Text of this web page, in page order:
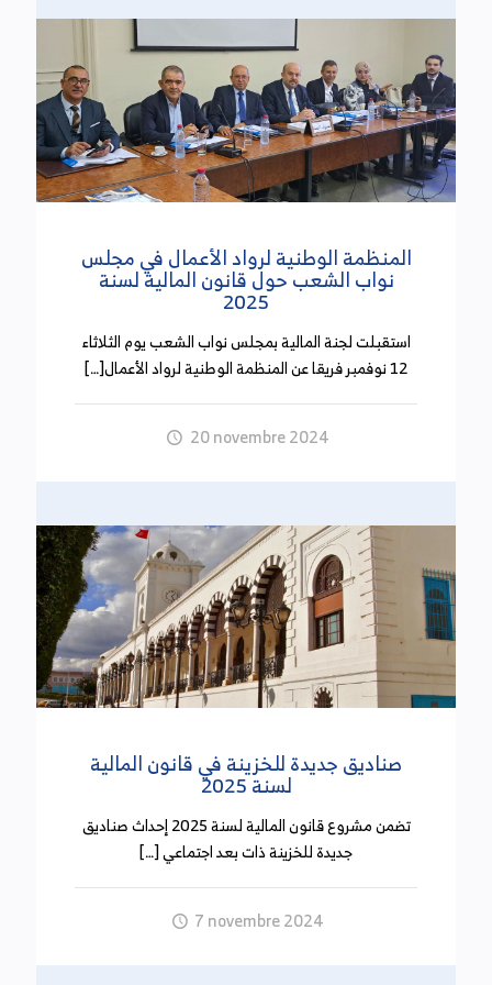
ندوة حول توزيع العبء الجبائي في قانون المالية لسنة
2025
(26 نوفمبر 2024)
نظم المرصد التونسي للاقتصاد اليوم بأحد النزل
بالعاصمة ندوة تحت عنوان "مشروع قانون المالية لسنة
مشروع سلم الضريبة على دخل الأشخاص الطبيعيين
الذي تضمنه مشروع قانون المالية لسنة 2025 وتوزيع
الموارد الضريبية في تونس.
حساب تمويل الإجراءات الاستثنائية للإحالة على التقاعد:
ما قدره 1,568مليون دينار دون تسجيل أية
دفوعات. وكانت الموارد المحققة لهذا الحساب قد
بلغت في نهاية سنة 2022 ما قدره 2,626مليون دينار
دون تسجيل أية دفوعات.
التخلي رسميا عن تجريم تداول المبالغ المالية النقدية
التي تساوي أو تفوق 5ألاف دينار
من القانون عدد 54 لسنة 2024 والمتعلق بحجز المبالغ
لسنة 2014 قد نص على أنه يتم حجز المبالغ النقدية
المنظمة الوطنية لرواد الأعمال في مجلس
نواب الشعب حول قانون المالية لسنة
2025
استقبلت لجنة المالية بمجلس نواب الشعب يوم الثلاثاء
12 نوفمبر فريقا عن المنظمة الوطنية لرواد الأعمال[…]
20 novembre 2024
صناديق جديدة للخزينة في قانون المالية
لسنة 2025
تضمن مشروع قانون المالية لسنة 2025 إحداث صناديق
جديدة للخزينة ذات بعد اجتماعي […]
7 novembre 2024